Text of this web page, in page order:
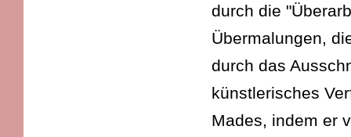
durch die
Übermalungen,
durch das
künstlerisches
Mades, indem er